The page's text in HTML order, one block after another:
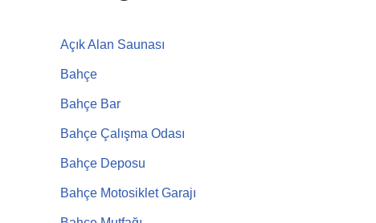
Açık Alan Saunası
Bahçe
Bahçe Bar
Bahçe Çalışma Odası
Bahçe Deposu
Bahçe Motosiklet Garajı